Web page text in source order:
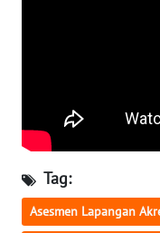
Tag:
Asesmen Lapangan
BENGKULU
WN
LAMPUNG